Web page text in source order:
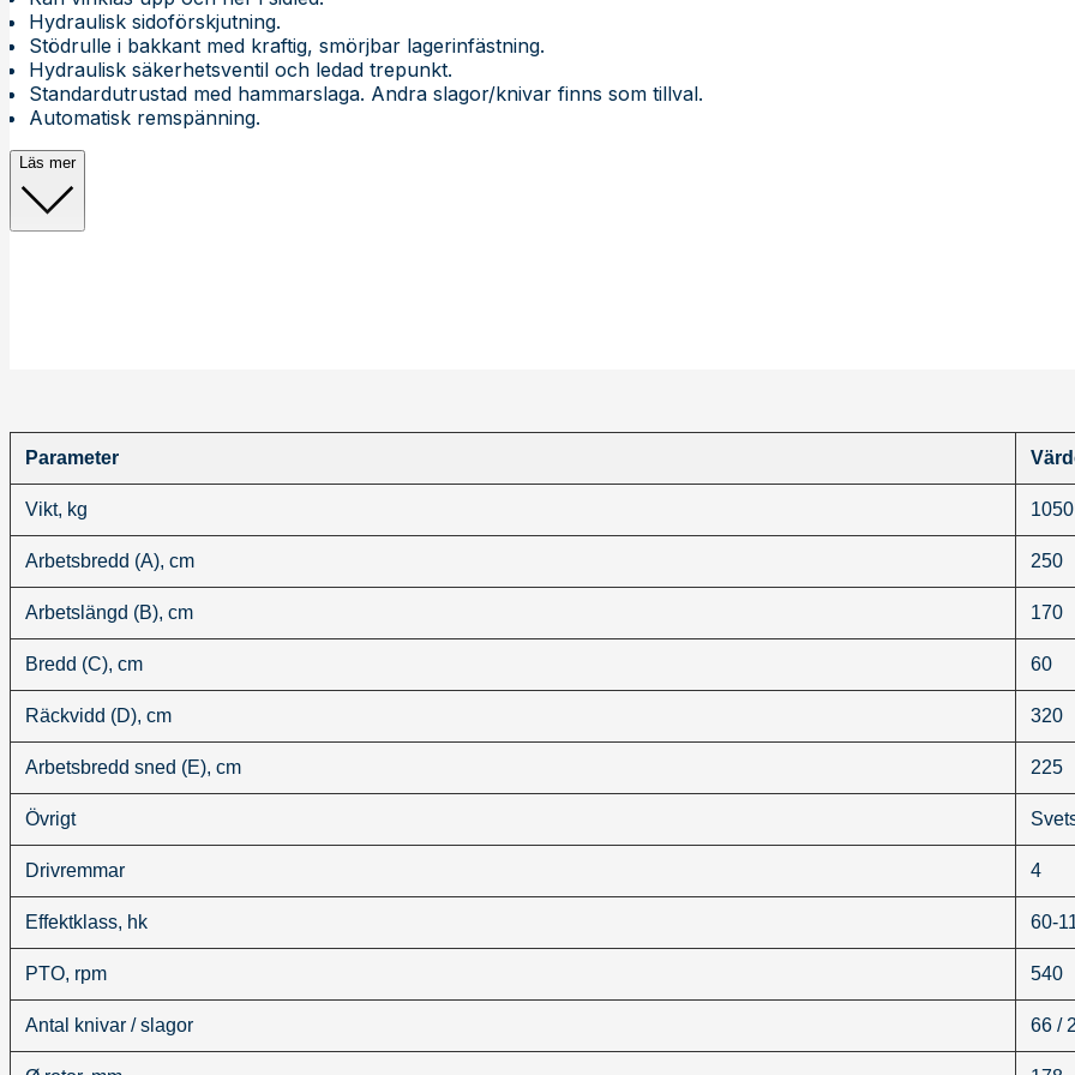
Hydraulisk sidoförskjutning.
Stödrulle i bakkant med kraftig, smörjbar lagerinfästning.
Hydraulisk säkerhetsventil och ledad trepunkt.
Standardutrustad med hammarslaga. Andra slagor/knivar finns som tillval.
Automatisk remspänning.
Läs mer
Parameter
Vikt, kg 1050
Arbetsbredd (A), cm 250
Arbetslängd (B), cm 170
Bredd (C), cm 60
Räckvidd (D), cm 320
Arbetsbredd sned (E), cm 225
Övrigt
Drivremmar 4
Effektklass, hk 60-
PTO, rpm 540
Antal knivar / slagor 66 /